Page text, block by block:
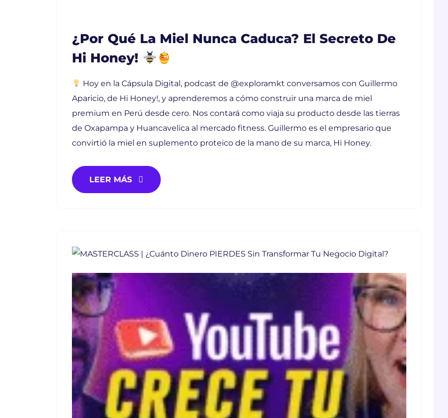
¿Por Qué La Miel Nunca Caduca? El Secreto De
Hi Honey!
Hoy en la Cápsula Digital, podcast de @exploramkt conversamos con Guillermo
Aparicio, de Hi Honey!, y aprenderemos a cómo construir una marca de miel
premium en Perú desde cero. Nos contará como viaja su producto desde las tierras
de Oxapampa y Huancavelica al mercado fitness. Guillermo es el empresario que
convirtió la miel en suplemento proteico de la mano de su marca, Hi Honey.
LEER MÁS